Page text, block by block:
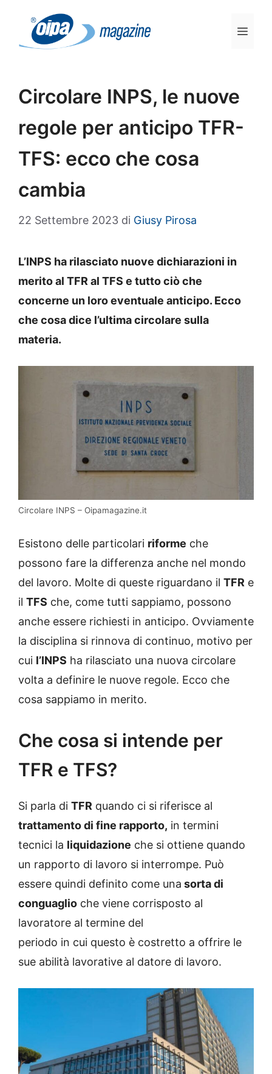
contenuto
Circolare INPS, le nuove
regole per anticipo TFR-
TFS: ecco che cosa
cambia
22 Settembre 2023 di Giusy Pirosa
L’INPS ha rilasciato nuove dichiarazioni in
merito al TFR al TFS e tutto ciò che
concerne un loro eventuale anticipo. Ecco
che cosa dice l’ultima circolare sulla
materia.
Circolare INPS – Oipamagazine.it
Esistono delle particolari riforme che
possono fare la differenza anche nel mondo
del lavoro. Molte di queste riguardano il TFR e
il TFS che, come tutti sappiamo, possono
anche essere richiesti in anticipo. Ovviamente
la disciplina si rinnova di continuo, motivo per
cui l’INPS ha rilasciato una nuova circolare
volta a definire le nuove regole. Ecco che
cosa sappiamo in merito.
Che cosa si intende per
TFR e TFS?
Si parla di TFR quando ci si riferisce al
trattamento di fine rapporto, in termini
tecnici la liquidazione che si ottiene quando
un rapporto di lavoro si interrompe. Può
essere quindi definito come una sorta di
conguaglio che viene corrisposto al
lavoratore al termine del
periodo in cui questo è costretto a offrire le
sue abilità lavorative al datore di lavoro.